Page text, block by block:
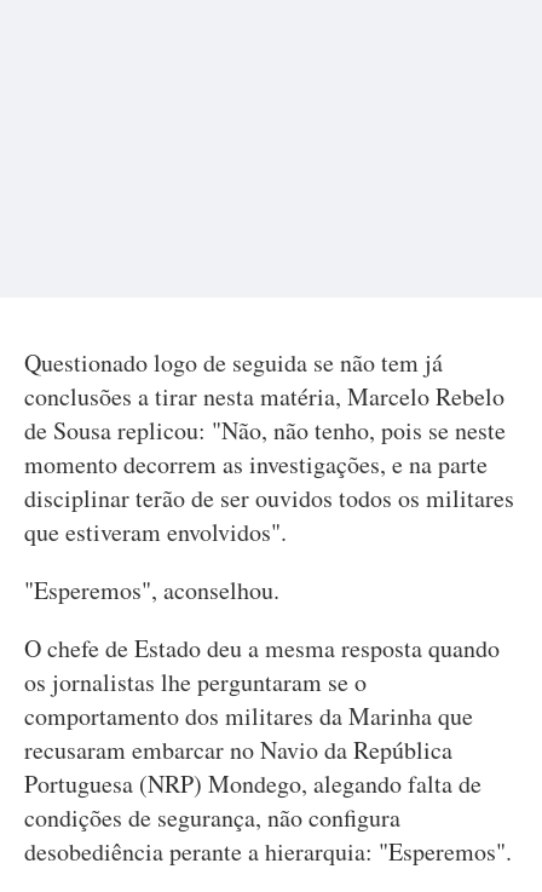
Questionado logo de seguida se não tem já
conclusões a tirar nesta matéria, Marcelo Rebelo
de Sousa replicou: "Não, não tenho, pois se neste
momento decorrem as investigações, e na parte
disciplinar terão de ser ouvidos todos os militares
que estiveram envolvidos".
"Esperemos", aconselhou.
O chefe de Estado deu a mesma resposta quando
os jornalistas lhe perguntaram se o
comportamento dos militares da Marinha que
recusaram embarcar no Navio da República
Portuguesa (NRP) Mondego, alegando falta de
condições de segurança, não configura
desobediência perante a hierarquia: "Esperemos".